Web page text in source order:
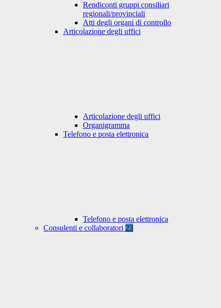
Rendiconti gruppi consiliari
regionali/provinciali
Atti degli organi di controllo
Articolazione degli uffici
Articolazione degli uffici
Organigramma
Telefono e posta elettronica
Telefono e posta elettronica
Consulenti e collaboratori 23